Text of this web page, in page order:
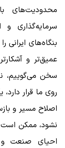
محدودیت‌های
سرمایه‌گذاری
بنگاه‌های
عمیق‌تر و
سخن می‌گوییم،
روی ما قرار
اصلاح مسیر و
نشود، ممکن
احیای صنعت و